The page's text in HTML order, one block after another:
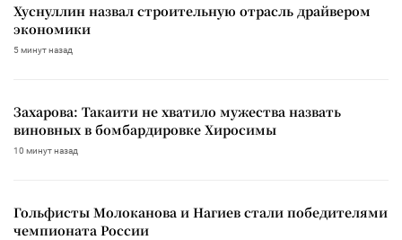
Хуснуллин назвал строительную отрасль драйвером
экономики
5 минут назад
Захарова: Такаити не хватило мужества назвать
виновных в бомбардировке Хиросимы
10 минут назад
Гольфисты Молоканова и Нагиев стали победителями
чемпионата России